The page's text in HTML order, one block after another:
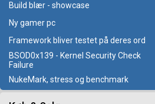
Build blær - showcase
Ny gamer pc
Framework bliver testet på deres ord
BSOD0x139 - Kernel Security Check
Failure
NukeMark, stress og benchmark